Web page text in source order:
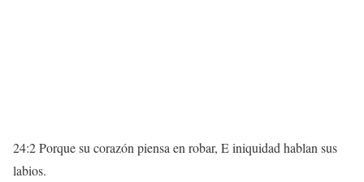
24:2 Porque su corazón piensa en robar, E iniquidad hablan sus
labios.